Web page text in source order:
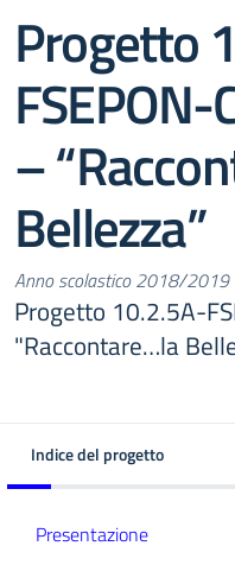
Progetto
–
Bellezza”
Anno scolastico 2018/2019
Progetto 10.2.5A-
"Raccontare…la
Indice del progetto
Presentazione